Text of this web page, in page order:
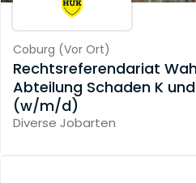
Coburg (Vor Ort)
Rechtsreferendariat
Abteilung Schaden K
(w/m/d)
Diverse Jobarten